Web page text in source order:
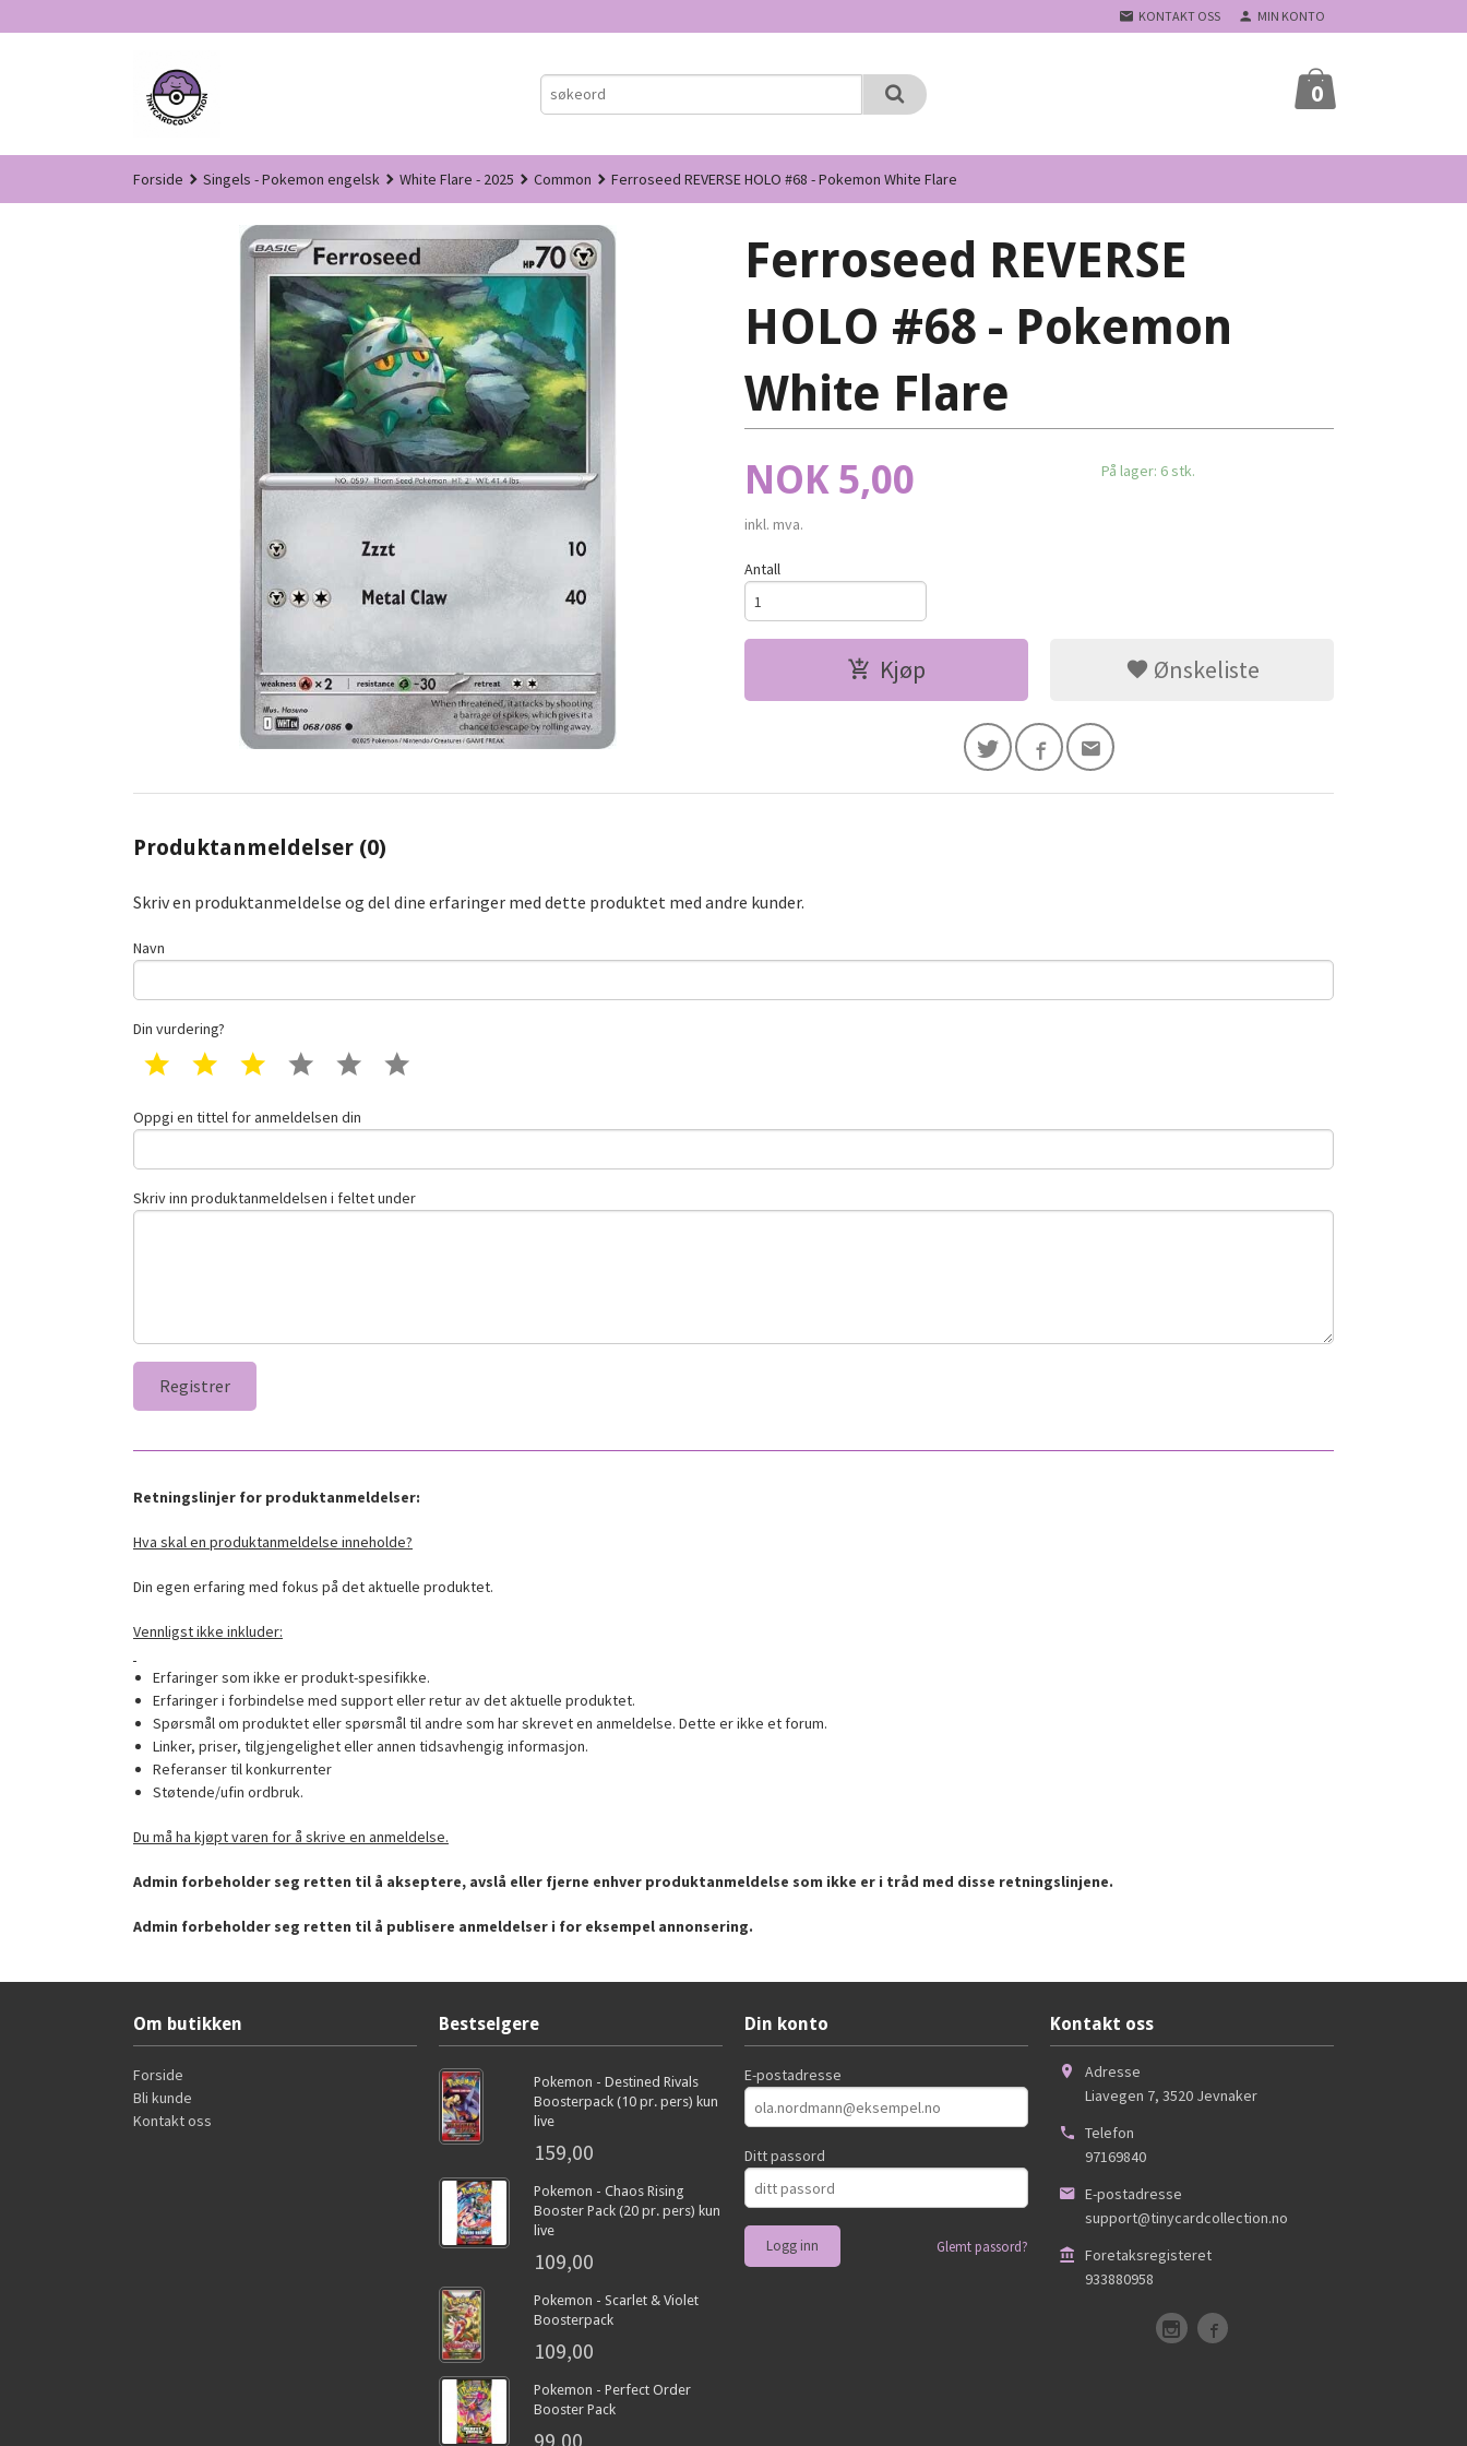
til
KONTAKT OSS MIN KONTO
0
Forside Singels - Pokemon engelsk White Flare - 2025 Common Ferroseed REVERSE HOLO #68 - Pokemon White Flare
Ferroseed REVERSE
HOLO #68 - Pokemon
White Flare
Pris
NOK 5,00
inkl. mva.
På lager: 6 stk.
Antall
Kjøp Ønskeliste
Produktanmeldelser (0)
Skriv en produktanmeldelse og del dine erfaringer med dette produktet med andre kunder.
Navn
Din vurdering?
1 star 2 star 3 star 4 star 5 star
Oppgi en tittel for anmeldelsen din
Skriv inn produktanmeldelsen i feltet under
Retningslinjer for produktanmeldelser:
Hva skal en produktanmeldelse inneholde?
Din egen erfaring med fokus på det aktuelle produktet.
Vennligst ikke inkluder:
Erfaringer som ikke er produkt-spesifikke.
Erfaringer i forbindelse med support eller retur av det aktuelle produktet.
Spørsmål om produktet eller spørsmål til andre som har skrevet en anmeldelse. Dette er ikke et forum.
Linker, priser, tilgjengelighet eller annen tidsavhengig informasjon.
Referanser til konkurrenter
Støtende/ufin ordbruk.
Du må ha kjøpt varen for å skrive en anmeldelse.
Admin forbeholder seg retten til å akseptere, avslå eller fjerne enhver produktanmeldelse som ikke er i tråd med disse retningslinjene.
Admin forbeholder seg retten til å publisere anmeldelser i for eksempel annonsering.
Om butikken
Forside
Bli kunde
Kontakt oss
Bestselgere
Pokemon - Destined Rivals
Boosterpack (10 pr. pers) kun
live
159,00
Pokemon - Chaos Rising
Booster Pack (20 pr. pers) kun
live
109,00
Pokemon - Scarlet & Violet
Boosterpack
109,00
Pokemon - Perfect Order
Booster Pack
99,00
Din konto
E-postadresse
Ditt passord
Glemt passord?
Kontakt oss
Adresse
Liavegen 7, 3520 Jevnaker
Telefon
97169840
E-postadresse
support@tinycardcollection.no
Foretaksregisteret
933880958